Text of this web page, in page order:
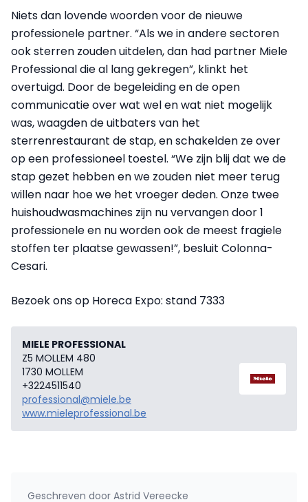
Niets dan lovende woorden voor de nieuwe
professionele partner. “Als we in andere sectoren
ook sterren zouden uitdelen, dan had partner Miele
Professional die al lang gekregen”, klinkt het
overtuigd. Door de begeleiding en de open
communicatie over wat wel en wat niet mogelijk
was, waagden de uitbaters van het
sterrenrestaurant de stap, en schakelden ze over
op een professioneel toestel. “We zijn blij dat we de
stap gezet hebben en we zouden niet meer terug
willen naar hoe we het vroeger deden. Onze twee
huishoudwasmachines zijn nu vervangen door 1
professionele en nu worden ook de meest fragiele
stoffen ter plaatse gewassen!”, besluit Colonna-
Cesari.
Bezoek ons op Horeca Expo: stand 7333
MIELE PROFESSIONAL
Z5 MOLLEM 480
1730 MOLLEM
+3224511540
professional@miele.be
www.mieleprofessional.be
Geschreven door Astrid Vereecke